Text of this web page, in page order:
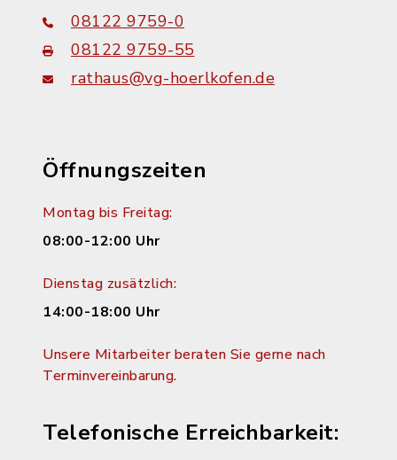
08122 9759-0
08122 9759-55
rathaus@vg-hoerlkofen.de
Öffnungszeiten
Montag bis Freitag:
08:00-12:00 Uhr
Dienstag zusätzlich:
14:00-18:00 Uhr
Unsere Mitarbeiter beraten Sie gerne nach
Terminvereinbarung.
Telefonische Erreichbarkeit: